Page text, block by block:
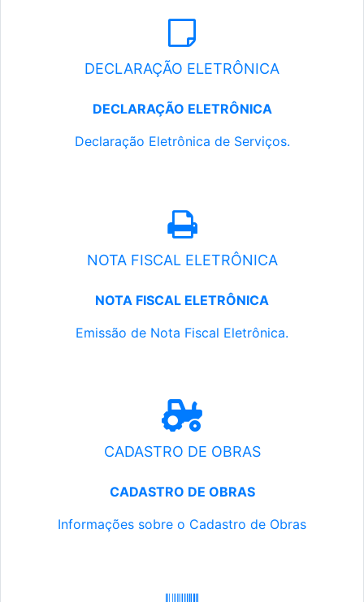
DECLARAÇÃO ELETRÔNICA
DECLARAÇÃO ELETRÔNICA
Declaração Eletrônica de Serviços.
NOTA FISCAL ELETRÔNICA
NOTA FISCAL ELETRÔNICA
Emissão de Nota Fiscal Eletrônica.
CADASTRO DE OBRAS
CADASTRO DE OBRAS
Informações sobre o Cadastro de Obras